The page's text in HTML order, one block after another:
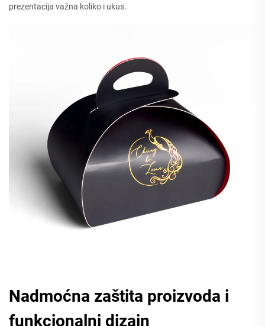
prezentacija važna koliko i ukus.
Nadmoćna zaštita proizvoda i
funkcionalni dizajn